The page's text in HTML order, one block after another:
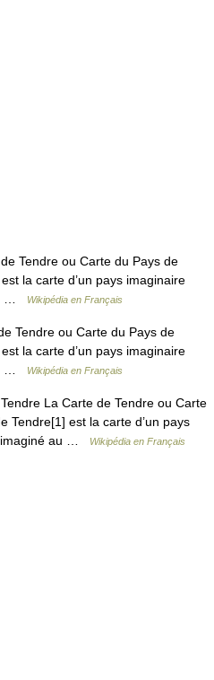
Tendre ou Carte du Pays de
la carte d’un pays imaginaire
…
Wikipédia en Français
Tendre ou Carte du Pays de
la carte d’un pays imaginaire
…
Wikipédia en Français
La Carte de Tendre ou Carte
Tendre[1] est la carte d’un pays
imaginé au …
Wikipédia en Français